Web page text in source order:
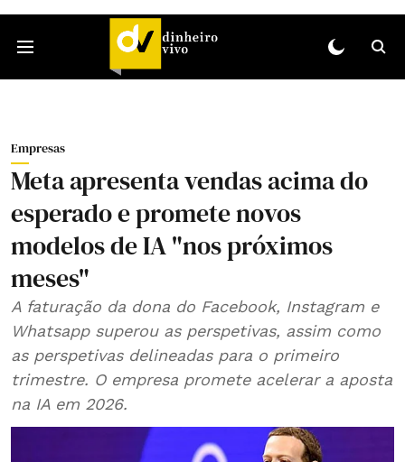
Empresas
Meta apresenta vendas acima do
esperado e promete novos
modelos de IA "nos próximos
meses"
A faturação da dona do Facebook, Instagram e
Whatsapp superou as perspetivas, assim como
as perspetivas delineadas para o primeiro
trimestre. O empresa promete acelerar a aposta
na IA em 2026.